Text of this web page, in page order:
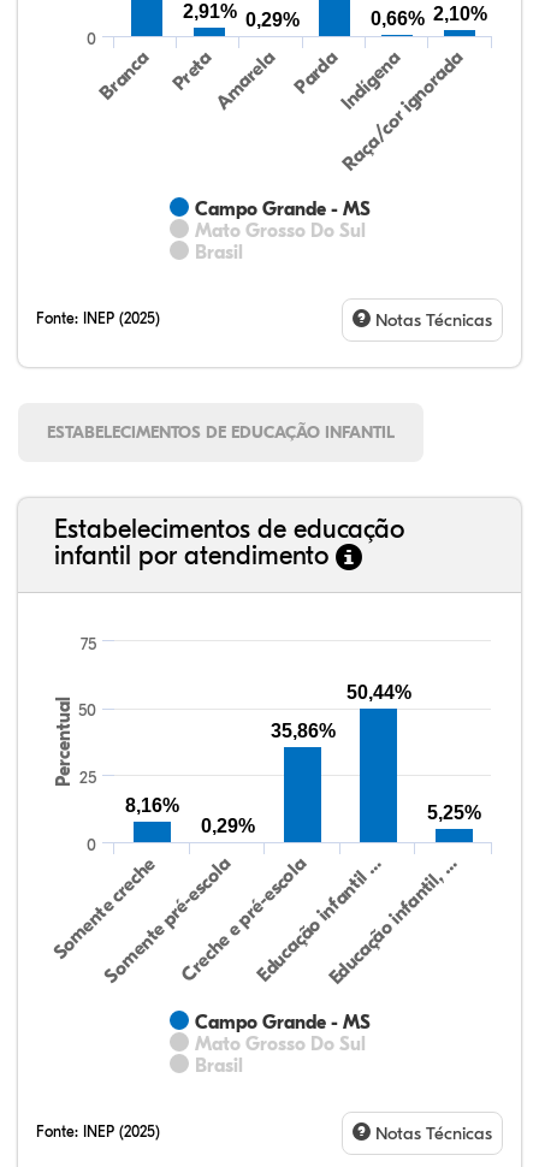
Campo Grande - MS
Mato Grosso Do Sul
Brasil
Branca PretaAmarela PardaIndígena
Raça/cor ignorada
0
2,91% 0,29% 0,66% 2,10%
Fonte: INEP (2025) Notas Técnicas
ESTABELECIMENTOS DE EDUCAÇÃO INFANTIL
Estabelecimentos de educação
infantil por atendimento
Percentual
Campo Grande - MS
Mato Grosso Do Sul
Brasil
Somente creche
Somente pré-escolaCreche e pré-escolaEducação infantil …Educação infantil, …
0
50
25
75
8,16%
0,29%
35,86%
50,44%
5,25%
Fonte: INEP (2025) Notas Técnicas